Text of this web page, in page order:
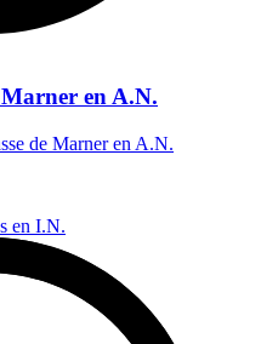
Marner en A.N.
de Marner en A.N.